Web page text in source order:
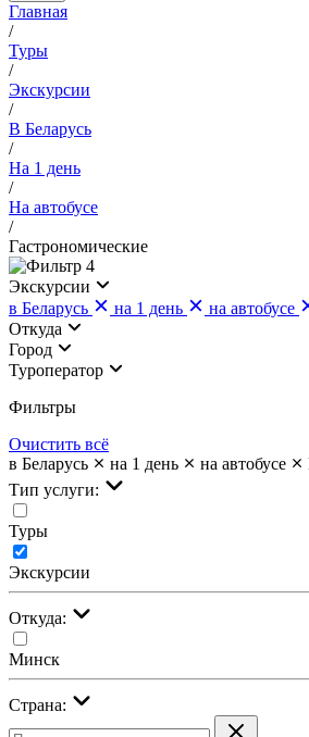
Главная
/
Туры
/
Экскурсии
/
В Беларусь
/
На 1 день
/
На автобусе
/
Гастрономические
4
Экскурсии
в Беларусь
на 1 день на автобусе
Откуда
Город
Туроператор
Фильтры
Очистить всё
в Беларусь
на 1 день на автобусе
Тип услуги:
Туры
Экскурсии
Откуда:
Минск
Страна: